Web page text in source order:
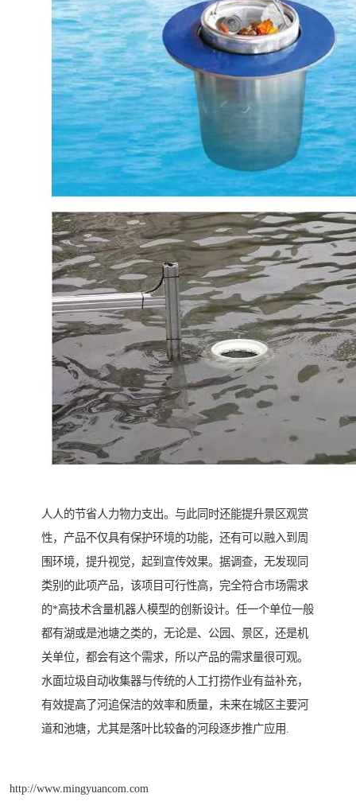
人人的节省人力物力支出。与此同时还能提升景区观赏
性，产品不仅具有保护环境的功能，还有可以融入到周
围环境，提升视觉，起到宣传效果。据调查，无发现同
类别的此项产品，该项目可行性高，完全符合市场需求
的*高技术含量机器人模型的创新设计。任一个单位一般
都有湖或是池塘之类的，无论是、公园、景区，还是机
关单位，都会有这个需求，所以产品的需求量很可观。
水面垃圾自动收集器与传统的人工打捞作业有益补充，
有效提高了河追保洁的效率和质量，未来在城区主要河
道和池塘，尤其是落叶比较备的河段逐步推广应用.
http://www.mingyuancom.com